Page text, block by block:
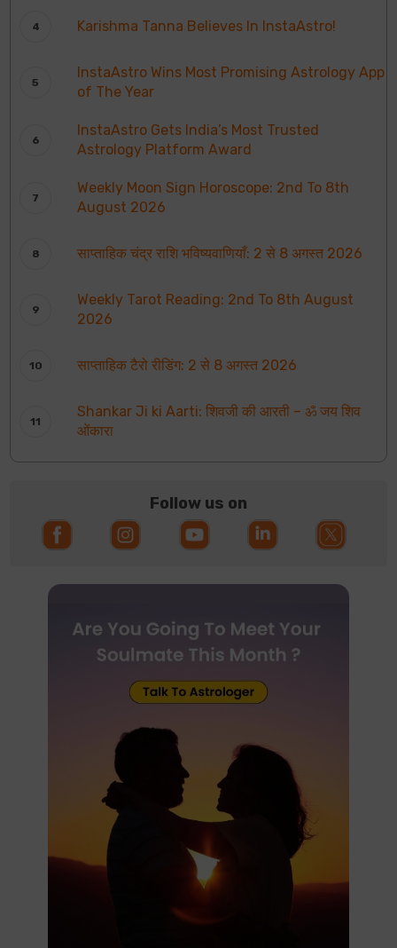
Karishma Tanna Believes In InstaAstro!
InstaAstro Wins Most Promising Astrology App
of The Year
InstaAstro Gets India’s Most Trusted
Astrology Platform Award
Weekly Moon Sign Horoscope: 2nd To 8th
August 2026
साप्ताहिक चंद्र राशि भविष्यवाणियाँ: 2 से 8 अगस्त 2026
Weekly Tarot Reading: 2nd To 8th August
2026
साप्ताहिक टैरो रीडिंग: 2 से 8 अगस्त 2026
Shankar Ji ki Aarti: शिवजी की आरती – ॐ जय शिव
ओंकारा
Follow us on